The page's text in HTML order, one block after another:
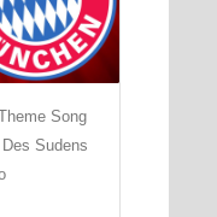
Song
Sudens